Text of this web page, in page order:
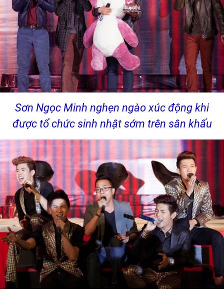
Sơn Ngọc Minh nghẹn ngào xúc động khi
được tổ chức sinh nhật sớm trên sân khấu